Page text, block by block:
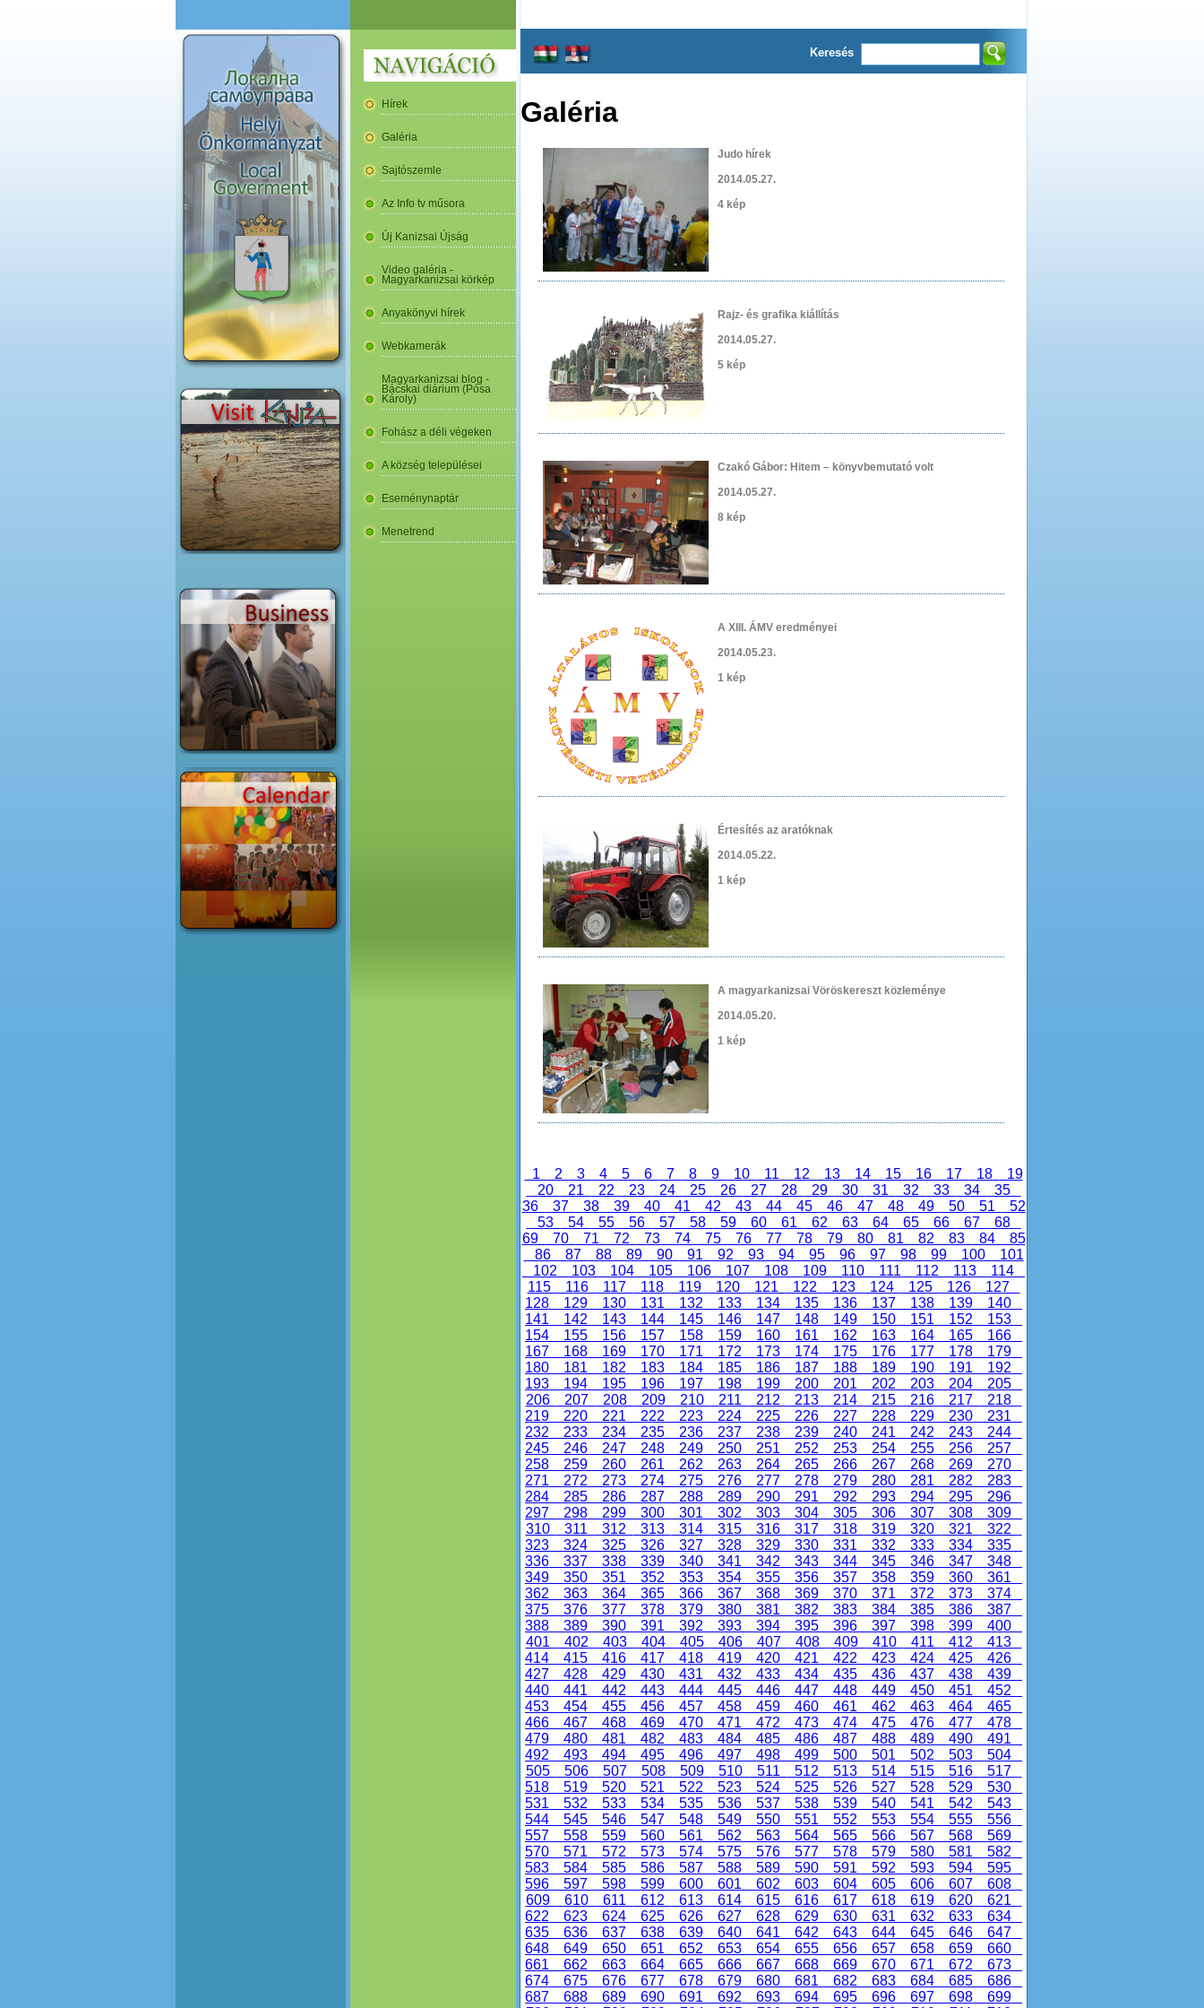
Hírek
Galéria
Sajtószemle
Az Info tv műsora
Új Kanizsai Újság
Video galéria -
Magyarkanizsai körkép
Anyakönyvi hírek
Webkamerák
Magyarkanizsai blog -
Bácskai diárium (Pósa
Károly)
Fohász a déli végeken
A község települései
Eseménynaptár
Menetrend
Keresés
Galéria
Judo hírek
2014.05.27.
4 kép
Rajz- és grafika kiállítás
2014.05.27.
5 kép
Czakó Gábor: Hitem – könyvbemutató volt
2014.05.27.
8 kép
A XIII. ÁMV eredményei
2014.05.23.
1 kép
Értesítés az aratóknak
2014.05.22.
1 kép
A magyarkanizsai Vöröskereszt közleménye
2014.05.20.
1 kép
1 2 3 4 5 6 7 8 9 10 11 12 13 14 15 16 17 18
19
20
21 22 23 24 25 26 27 28 29 30 31 32 33 34
35
36
37 38 39 40 41 42 43 44 45 46 47 48 49 50 51
52
53
54 55 56 57 58 59 60 61 62 63 64 65 66 67
68
69
70 71 72 73 74 75 76 77 78 79 80 81 82 83 84
85
86
87 88 89 90 91 92 93 94 95 96 97 98 99 100
101
102
103 104 105 106 107 108 109 110 111 112 113
114
115
116 117 118 119 120 121 122 123 124 125 126
127
128
129 130 131 132 133 134 135 136 137 138 139
140
141
142 143 144 145 146 147 148 149 150 151 152
153
154
155 156 157 158 159 160 161 162 163 164 165
166
167
168 169 170 171 172 173 174 175 176 177 178
179
180
181 182 183 184 185 186 187 188 189 190 191
192
193
194 195 196 197 198 199 200 201 202 203 204
205
206
207 208 209 210 211 212 213 214 215 216 217
218
219
220 221 222 223 224 225 226 227 228 229 230
231
232
233 234 235 236 237 238 239 240 241 242 243
244
245
246 247 248 249 250 251 252 253 254 255 256
257
258
259 260 261 262 263 264 265 266 267 268 269
270
271
272 273 274 275 276 277 278 279 280 281 282
283
284
285 286 287 288 289 290 291 292 293 294 295
296
297
298 299 300 301 302 303 304 305 306 307 308
309
310
311 312 313 314 315 316 317 318 319 320 321
322
323
324 325 326 327 328 329 330 331 332 333 334
335
336
337 338 339 340 341 342 343 344 345 346 347
348
349
350 351 352 353 354 355 356 357 358 359 360
361
362
363 364 365 366 367 368 369 370 371 372 373
374
375
376 377 378 379 380 381 382 383 384 385 386
387
388
389 390 391 392 393 394 395 396 397 398 399
400
401
402 403 404 405 406 407 408 409 410 411 412
413
414
415 416 417 418 419 420 421 422 423 424 425
426
427
428 429 430 431 432 433 434 435 436 437 438
439
440
441 442 443 444 445 446 447 448 449 450 451
452
453
454 455 456 457 458 459 460 461 462 463 464
465
466
467 468 469 470 471 472 473 474 475 476 477
478
479
480 481 482 483 484 485 486 487 488 489 490
491
492
493 494 495 496 497 498 499 500 501 502 503
504
505
506 507 508 509 510 511 512 513 514 515 516
517
518
519 520 521 522 523 524 525 526 527 528 529
530
531
532 533 534 535 536 537 538 539 540 541 542
543
544
545 546 547 548 549 550 551 552 553 554 555
556
557
558 559 560 561 562 563 564 565 566 567 568
569
570
571 572 573 574 575 576 577 578 579 580 581
582
583
584 585 586 587 588 589 590 591 592 593 594
595
596
597 598 599 600 601 602 603 604 605 606 607
608
609
610 611 612 613 614 615 616 617 618 619 620
621
622
623 624 625 626 627 628 629 630 631 632 633
634
635
636 637 638 639 640 641 642 643 644 645 646
647
648
649 650 651 652 653 654 655 656 657 658 659
660
661
662 663 664 665 666 667 668 669 670 671 672
673
674
675 676 677 678 679 680 681 682 683 684 685
686
687
688 689 690 691 692 693 694 695 696 697 698
699